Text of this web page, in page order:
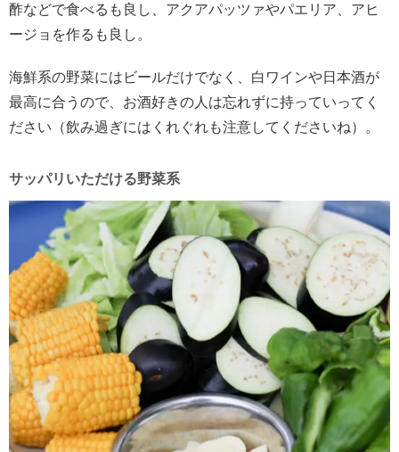
酢などで食べるも良し、アクアパッツァやパエリア、アヒ
ージョを作るも良し。
海鮮系の野菜にはビールだけでなく、白ワインや日本酒が
最高に合うので、お酒好きの人は忘れずに持っていってく
ださい（飲み過ぎにはくれぐれも注意してくださいね）。
サッパリいただける野菜系